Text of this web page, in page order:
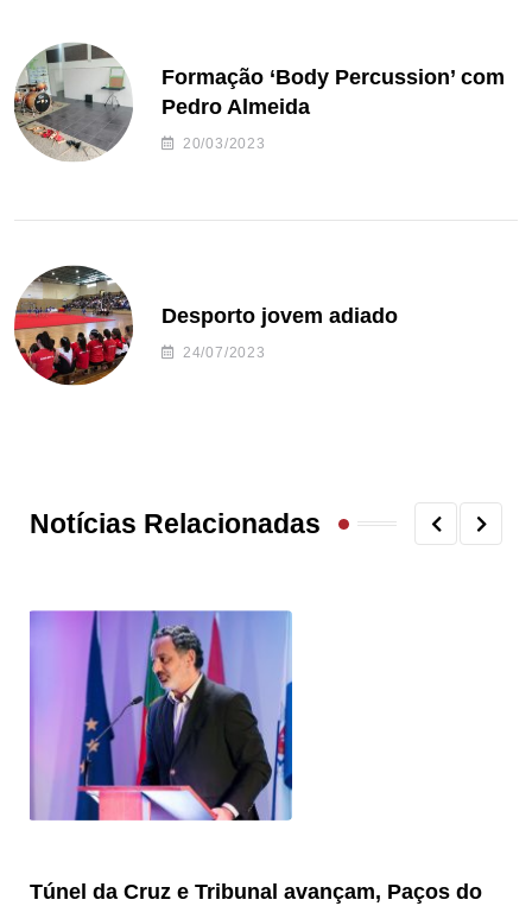
Formação ‘Body Percussion’ com
Pedro Almeida
20/03/2023
Desporto jovem adiado
24/07/2023
Notícias Relacionadas
Túnel da Cruz e Tribunal avançam, Paços do